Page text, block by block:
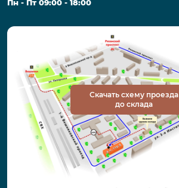
Пн - Пт 09:00 - 18:00
Скачать схему проезда
до склада